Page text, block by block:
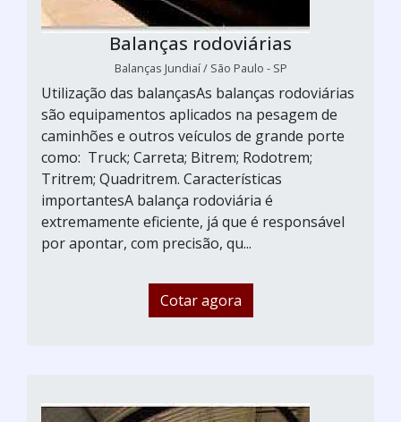
Balanças rodoviárias
Balanças Jundiaí / São Paulo - SP
Utilização das balançasAs balanças rodoviárias
são equipamentos aplicados na pesagem de
caminhões e outros veículos de grande porte
como: Truck; Carreta; Bitrem; Rodotrem;
Tritrem; Quadritrem. Características
importantesA balança rodoviária é
extremamente eficiente, já que é responsável
por apontar, com precisão, qu...
Cotar agora